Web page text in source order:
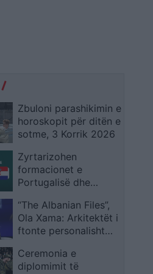
Zbuloni parashikimin e
horoskopit për ditën e
sotme, 3 Korrik 2026
Zyrtarizohen
formacionet e
Portugalisë dhe
Modric në qendër të
vëmendjes
“The Albanian Files”,
Ola Xama: Arkitektët i
ftonte personalisht
për konflikt interesi
Ceremonia e
diplomimit të